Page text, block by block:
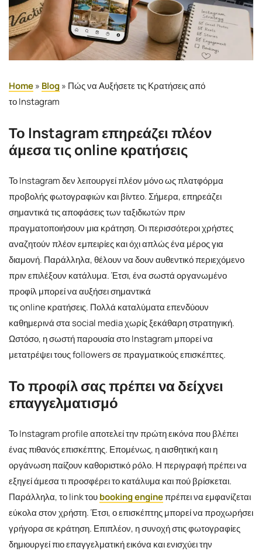
Ελληνικά
Home» Blog» Πώς να Αυξήσετε τις Κρατήσεις από
το Instagram
Το Instagram επηρεάζει πλέον
άμεσα τις online κρατήσεις
Το Instagram δεν λειτουργεί πλέον μόνο ως πλατφόρμα
προβολής φωτογραφιών και βίντεο. Σήμερα, επηρεάζει
σημαντικά τις αποφάσεις των ταξιδιωτών πριν
πραγματοποιήσουν μια κράτηση. Οι περισσότεροι χρήστες
αναζητούν πλέον εμπειρίες και όχι απλώς ένα μέρος για
διαμονή. Παράλληλα, θέλουν να δουν αυθεντικό περιεχόμενο
πριν επιλέξουν κατάλυμα. Έτσι, ένα σωστά οργανωμένο
προφίλ μπορεί να αυξήσει σημαντικά
τις online κρατήσεις. Πολλά καταλύματα επενδύουν
καθημερινά στα social media χωρίς ξεκάθαρη στρατηγική.
Ωστόσο, η σωστή παρουσία στο Instagram μπορεί να
μετατρέψει τους followers σε πραγματικούς επισκέπτες.
Το προφίλ σας πρέπει να δείχνει
επαγγελματισμό
Το Instagram profile αποτελεί την πρώτη εικόνα που βλέπει
ένας πιθανός επισκέπτης. Επομένως, η αισθητική και η
οργάνωση παίζουν καθοριστικό ρόλο. Η περιγραφή πρέπει να
εξηγεί άμεσα τι προσφέρει το κατάλυμα και πού βρίσκεται.
Παράλληλα, το link τουbooking engineπρέπει να εμφανίζεται
εύκολα στον χρήστη. Έτσι, ο επισκέπτης μπορεί να προχωρήσει
γρήγορα σε κράτηση. Επιπλέον, η συνοχή στις φωτογραφίες
δημιουργεί πιο επαγγελματική εικόνα και ενισχύει την